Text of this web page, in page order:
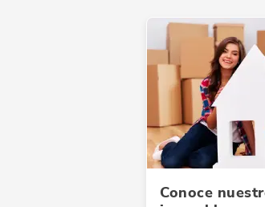
Conoce